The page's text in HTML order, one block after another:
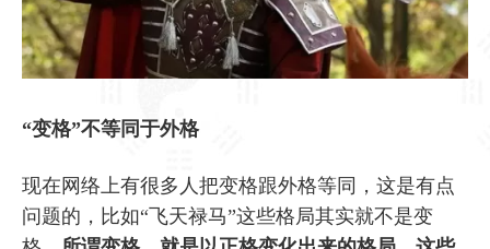
“变格”不等同于外格
现在网络上有很多人把变格跟外格等同，这是有点
问题的，比如“飞天禄马”这些格局其实就不是变